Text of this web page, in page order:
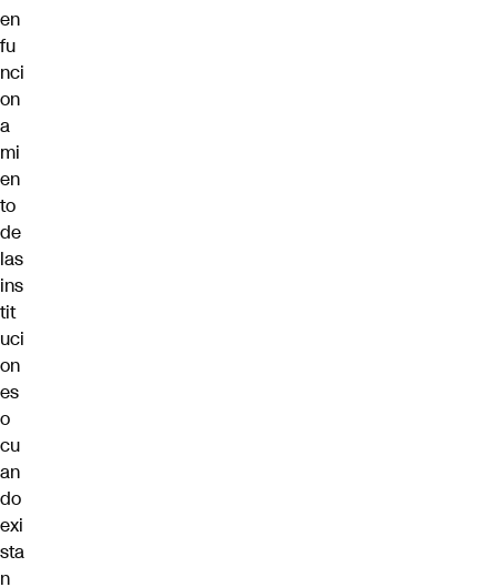
en
fu
nci
on
a
mi
en
to
de
las
ins
tit
uci
on
es
o
cu
an
do
exi
sta
n